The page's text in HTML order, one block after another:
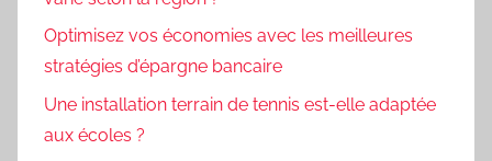
Optimisez vos économies avec les meilleures
stratégies d’épargne bancaire
Une installation terrain de tennis est-elle adaptée
aux écoles ?